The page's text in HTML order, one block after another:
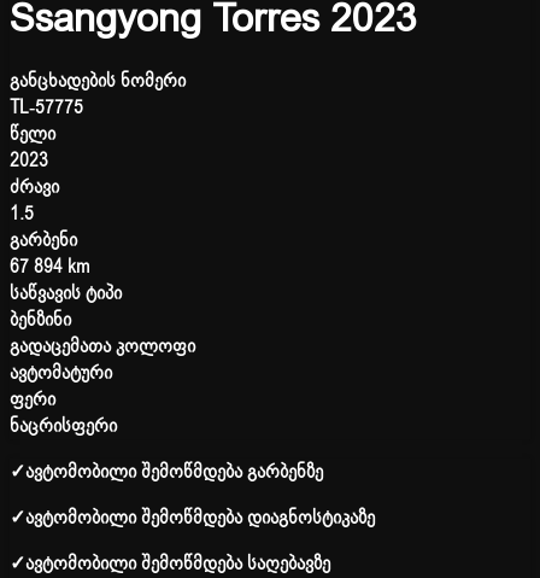
Ssangyong Torres 2023
განცხადების ნომერი
TL-57775
წელი
2023
ძრავი
1.5
გარბენი
67 894 km
საწვავის ტიპი
ბენზინი
გადაცემათა კოლოფი
ავტომატური
ფერი
ნაცრისფერი
✓ავტომობილი შემოწმდება გარბენზე
✓ავტომობილი შემოწმდება დიაგნოსტიკაზე
✓ავტომობილი შემოწმდება საღებავზე